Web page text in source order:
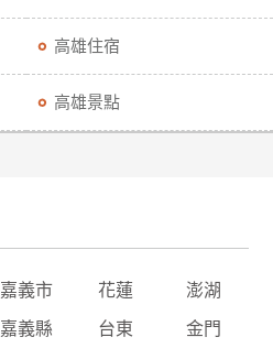
高雄住宿
高雄景點
嘉義市 花蓮 澎湖
嘉義縣 台東 金門